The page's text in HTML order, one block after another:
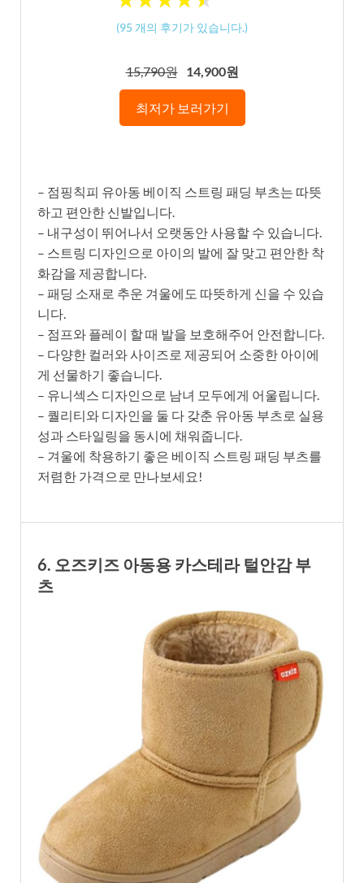
(95 개의 후기가 있습니다.)
15,790원 14,900원
최저가 보러가기
– 점핑칙피 유아동 베이직 스트링 패딩 부츠는 따뜻
하고 편안한 신발입니다.
– 내구성이 뛰어나서 오랫동안 사용할 수 있습니다.
– 스트링 디자인으로 아이의 발에 잘 맞고 편안한 착
화감을 제공합니다.
– 패딩 소재로 추운 겨울에도 따뜻하게 신을 수 있습
니다.
– 점프와 플레이 할 때 발을 보호해주어 안전합니다.
– 다양한 컬러와 사이즈로 제공되어 소중한 아이에
게 선물하기 좋습니다.
– 유니섹스 디자인으로 남녀 모두에게 어울립니다.
– 퀄리티와 디자인을 둘 다 갖춘 유아동 부츠로 실용
성과 스타일링을 동시에 채워줍니다.
– 겨울에 착용하기 좋은 베이직 스트링 패딩 부츠를
저렴한 가격으로 만나보세요!
6. 오즈키즈 아동용 카스테라 털안감 부
츠